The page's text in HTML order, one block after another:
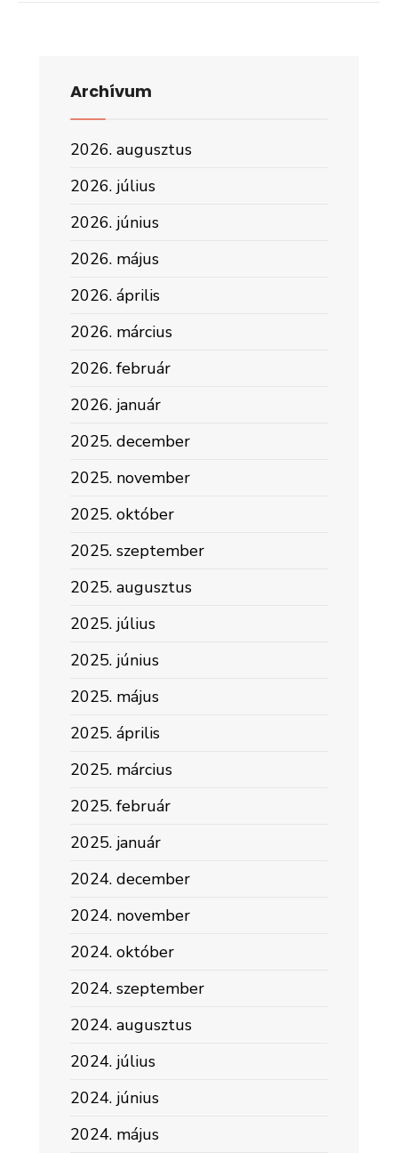
Archívum
2026. augusztus
2026. július
2026. június
2026. május
2026. április
2026. március
2026. február
2026. január
2025. december
2025. november
2025. október
2025. szeptember
2025. augusztus
2025. július
2025. június
2025. május
2025. április
2025. március
2025. február
2025. január
2024. december
2024. november
2024. október
2024. szeptember
2024. augusztus
2024. július
2024. június
2024. május